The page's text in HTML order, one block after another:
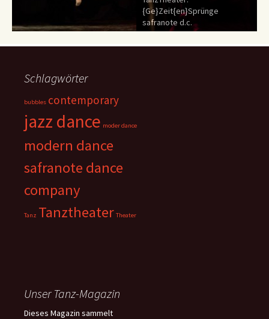
{Ge}Zeit{en}Sprünge
safranote d.c.
Schlagwörter
bubbles contemporary
jazz dance moder dance
modern dance
safranote dance
company
Tanz Tanztheater Theater
Unser Tanz-Magazin
Dieses Magazin sammelt